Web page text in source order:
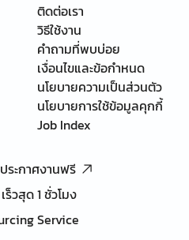
ติดต่อเรา
วิธีใช้งาน
คำถามที่พบบ่อย
เงื่อนไขและข้อกำหนด
นโยบายความเป็นส่วนตัว
นโยบายการใช้ข้อมูลคุกกี้
Job Index
ระกาศงานฟรี
วสุด 1 ชั่วโมง
Service